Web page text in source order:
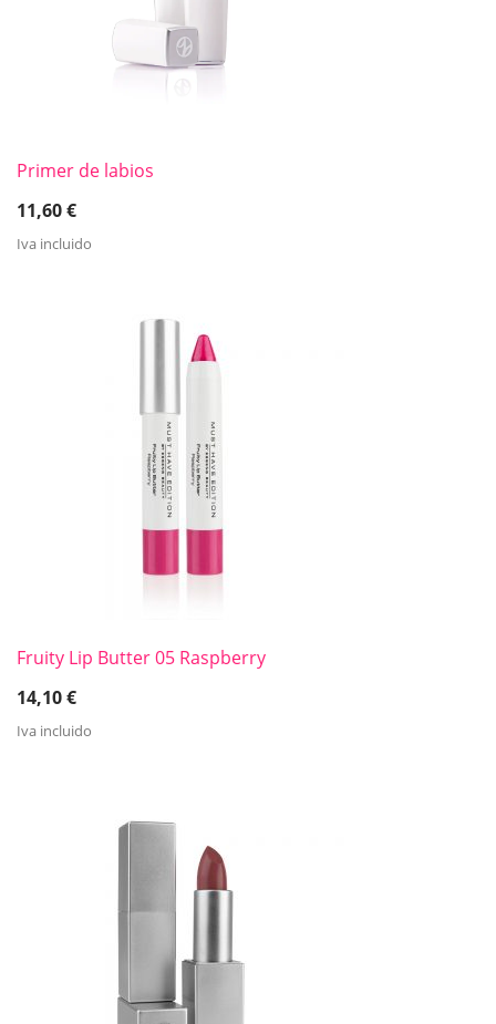
Primer de labios
11,60€
Iva incluido
Fruity Lip Butter 05 Raspberry
14,10€
Iva incluido